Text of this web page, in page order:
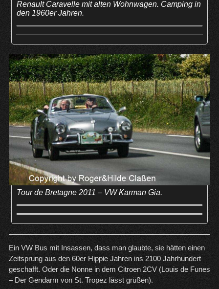
Renault Caravelle mit alten Wohnwagen. Camping in
den 1960er Jahren.
Tour de Bretagne 2011 – VW Karman Gia.
Ein VW Bus mit Insassen, dass man glaubte, sie hätten einen
Zeitsprung aus den 60er Hippie Jahren ins 2100 Jahrhundert
geschafft. Oder die Nonne in dem Citroen 2CV (Louis de Funes
– Der Gendarm von St. Tropez lässt grüßen).